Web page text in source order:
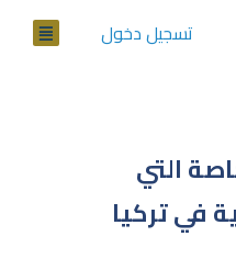
تسجيل دخول
التي
في تركيا